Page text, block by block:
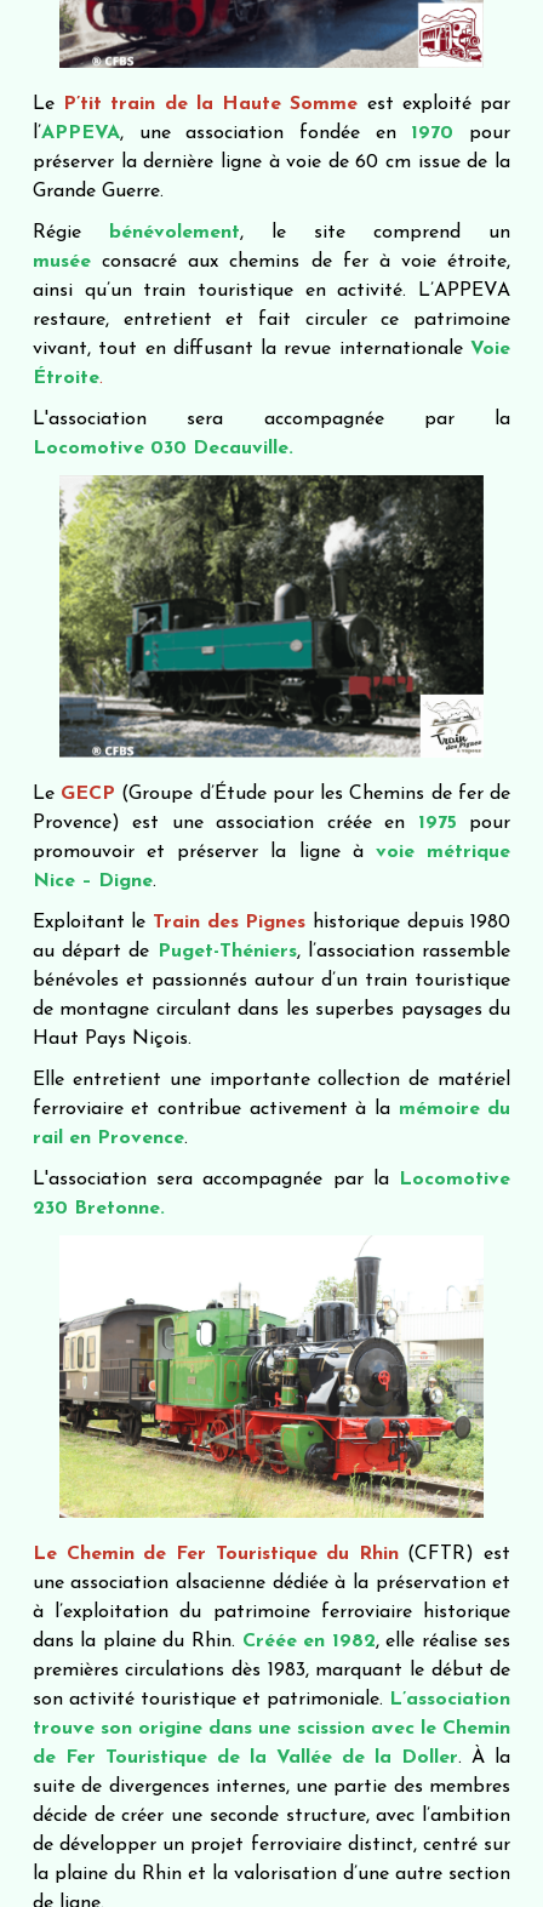
Le P’tit train de la Haute Somme est exploité par
l’APPEVA, une association fondée en 1970 pour
préserver la dernière ligne à voie de 60 cm issue de la
Grande Guerre.
Régie bénévolement, le site comprend un
muséeconsacré aux chemins de fer à voie étroite,
ainsi qu’un train touristique en activité. L’APPEVA
restaure, entretient et fait circuler ce patrimoine
vivant, tout en diffusant la revue internationale Voie
Étroite.
L'association sera accompagnée par la
Locomotive 030 Decauville.
Le GECP (Groupe d’Étude pour les Chemins de fer de
Provence) est une association créée en 1975 pour
promouvoir et préserver la ligne à voie métrique
Nice – Digne.
Exploitant le Train des Pignes historique depuis 1980
au départ de
Puget-Théniers, l’association rassemble
bénévoles et passionnés autour d’un train touristique
de montagne circulant dans les superbes paysages du
Haut Pays Niçois.
Elle entretient une importante collection de matériel
ferroviaire et contribue activement à la mémoire du
rail en Provence.
L'association sera accompagnée par la
Locomotive
230 Bretonne.
Le Chemin de Fer Touristique du Rhin(CFTR) est
une association alsacienne dédiée à la préservation et
à l’exploitation du patrimoine ferroviaire historique
dans la plaine du Rhin. Créée en 1982, elle réalise ses
premières circulations dès 1983, marquant le début de
son activité touristique et patrimoniale.
L’association
trouve son origine dans une scission avec le Chemin
de Fer Touristique de la Vallée de la Doller. À la
suite de divergences internes, une partie des membres
décide de créer une seconde structure, avec l’ambition
de développer un projet ferroviaire distinct, centré sur
la plaine du Rhin et la valorisation d’une autre section